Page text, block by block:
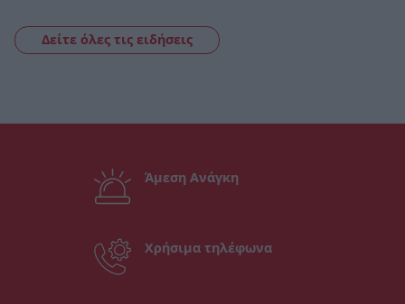
Δείτε όλες τις ειδήσεις
Άμεση Ανάγκη
Χρήσιμα τηλέφωνα